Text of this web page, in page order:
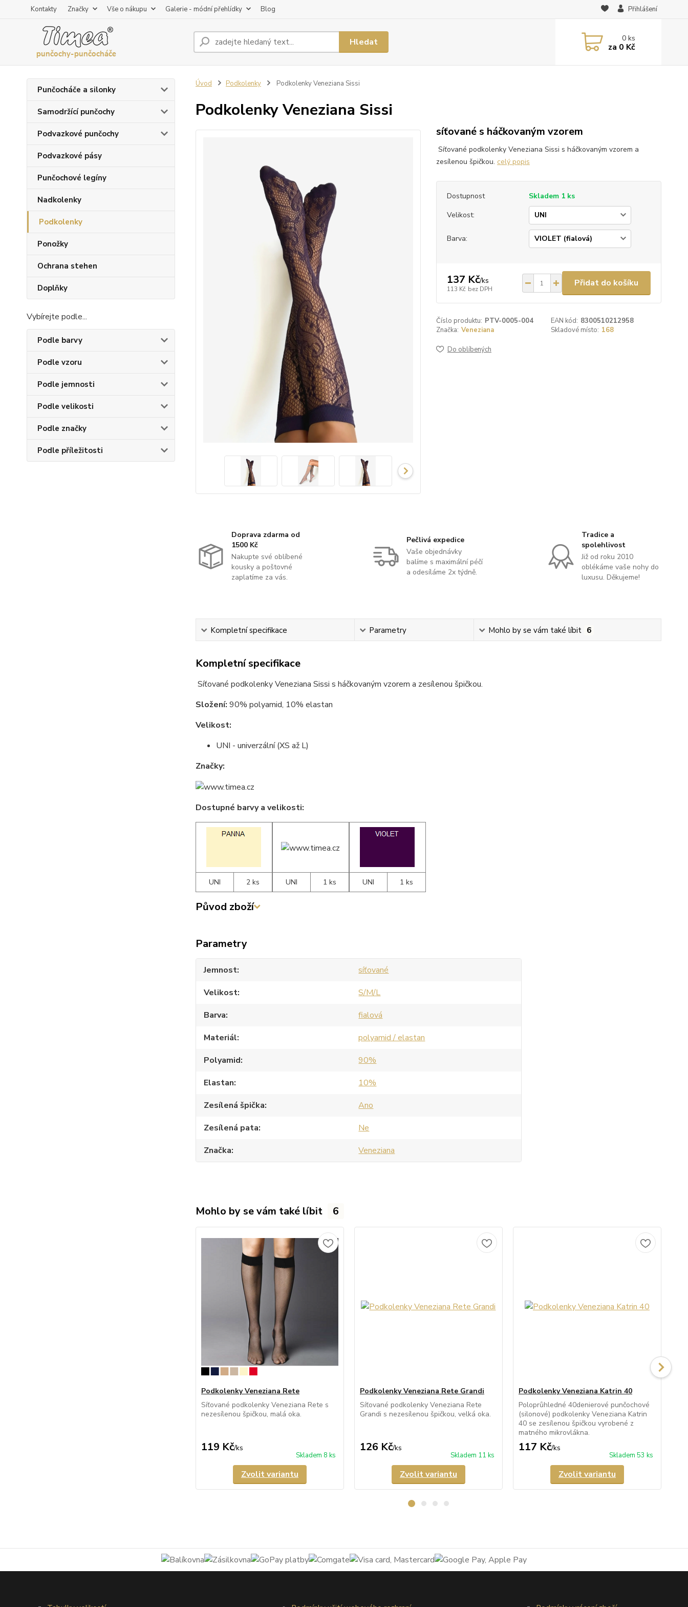
Kontakty Značky Vše o nákupu Galerie - módní přehlídky Blog Přihlášení
Hledat 0ks
za 0 Kč
Punčocháče a silonky
Samodržící punčochy
Podvazkové punčochy
Podvazkové pásy
Punčochové legíny
Nadkolenky
Podkolenky
Ponožky
Ochrana stehen
Doplňky
Vybírejte podle...
Podle barvy
Podle vzoru
Podle jemnosti
Podle velikosti
Podle značky
Podle příležitosti
Úvod Podkolenky Podkolenky Veneziana Sissi
Podkolenky Veneziana Sissi
síťované s háčkovaným vzorem
Síťované podkolenky Veneziana Sissi s háčkovaným vzorem a
zesílenou špičkou. celý popis
Dostupnost
Skladem 1 ks
Velikost:
Barva:
137 Kč/ks
113 Kč bez DPH
Přidat do košíku
Číslo produktu: PTV-0005-004 EAN kód: 8300510212958
Značka: Veneziana Skladové místo: 168
Do oblíbených
Doprava zdarma od
1500 Kč
Nakupte své oblíbené
kousky a poštovné
zaplatíme za vás.
Pečlivá expedice
Vaše objednávky
balíme s maximální péčí
a odesíláme 2x týdně.
Tradice a
spolehlivost
Již od roku 2010
oblékáme vaše nohy do
luxusu. Děkujeme!
Kompletní specifikace Parametry Mohlo by se vám také líbit 6
Kompletní specifikace
Síťované podkolenky Veneziana Sissi s háčkovaným vzorem a zesílenou špičkou.
Složení: 90% polyamid, 10% elastan
Velikost:
UNI - univerzální (XS až L)
Značky:
Dostupné barvy a velikosti:
UNI 2 ks UNI 1 ks UNI 1 ks
Původ zboží
Parametry
Jemnost
síťované
Velikost
S/M/L
Barva
fialová
Materiál
polyamid / elastan
Polyamid
90%
Elastan
10%
Zesílená špička
Ano
Zesílená pata
Ne
Značka
Veneziana
Mohlo by se vám také líbit 6
Podkolenky Veneziana Rete
Síťované podkolenky Veneziana Rete s
nezesílenou špičkou, malá oka.
119 Kč/ks
Skladem 8 ks
Zvolit variantu
Podkolenky Veneziana Rete Grandi
Síťované podkolenky Veneziana Rete
Grandi s nezesílenou špičkou, velká oka.
126 Kč/ks
Skladem 11 ks
Zvolit variantu
Podkolenky Veneziana Katrin 40
Poloprůhledné 40denierové punčochové
(silonové) podkolenky Veneziana Katrin
40 se zesílenou špičkou vyrobené z
matného mikrovlákna.
117 Kč/ks
Skladem 53 ks
Zvolit variantu